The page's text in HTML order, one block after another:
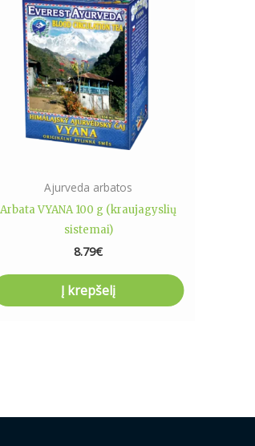
Ajurveda arbatos
Arbata VYANA 100 g (kraujagyslių
sistemai)
8.79€
Į krepšelį